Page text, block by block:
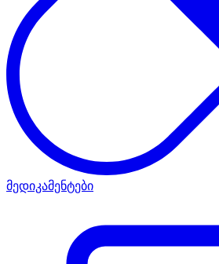
მედიკამენტები